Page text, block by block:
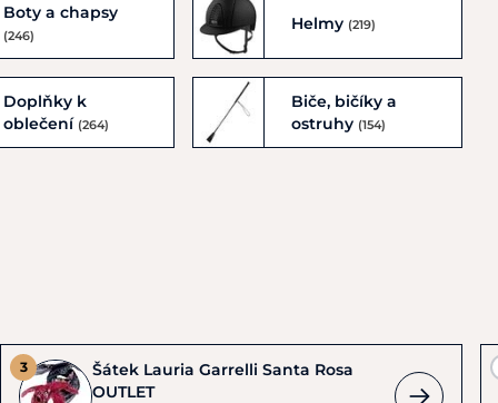
Boty a chapsy
(246)
Helmy (219)
Doplňky k
oblečení (264)
Biče, bičíky a
ostruhy (154)
Šátek Lauria Garrelli Santa Rosa
OUTLET